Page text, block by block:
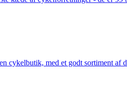
cykelbutik, med et godt sortiment